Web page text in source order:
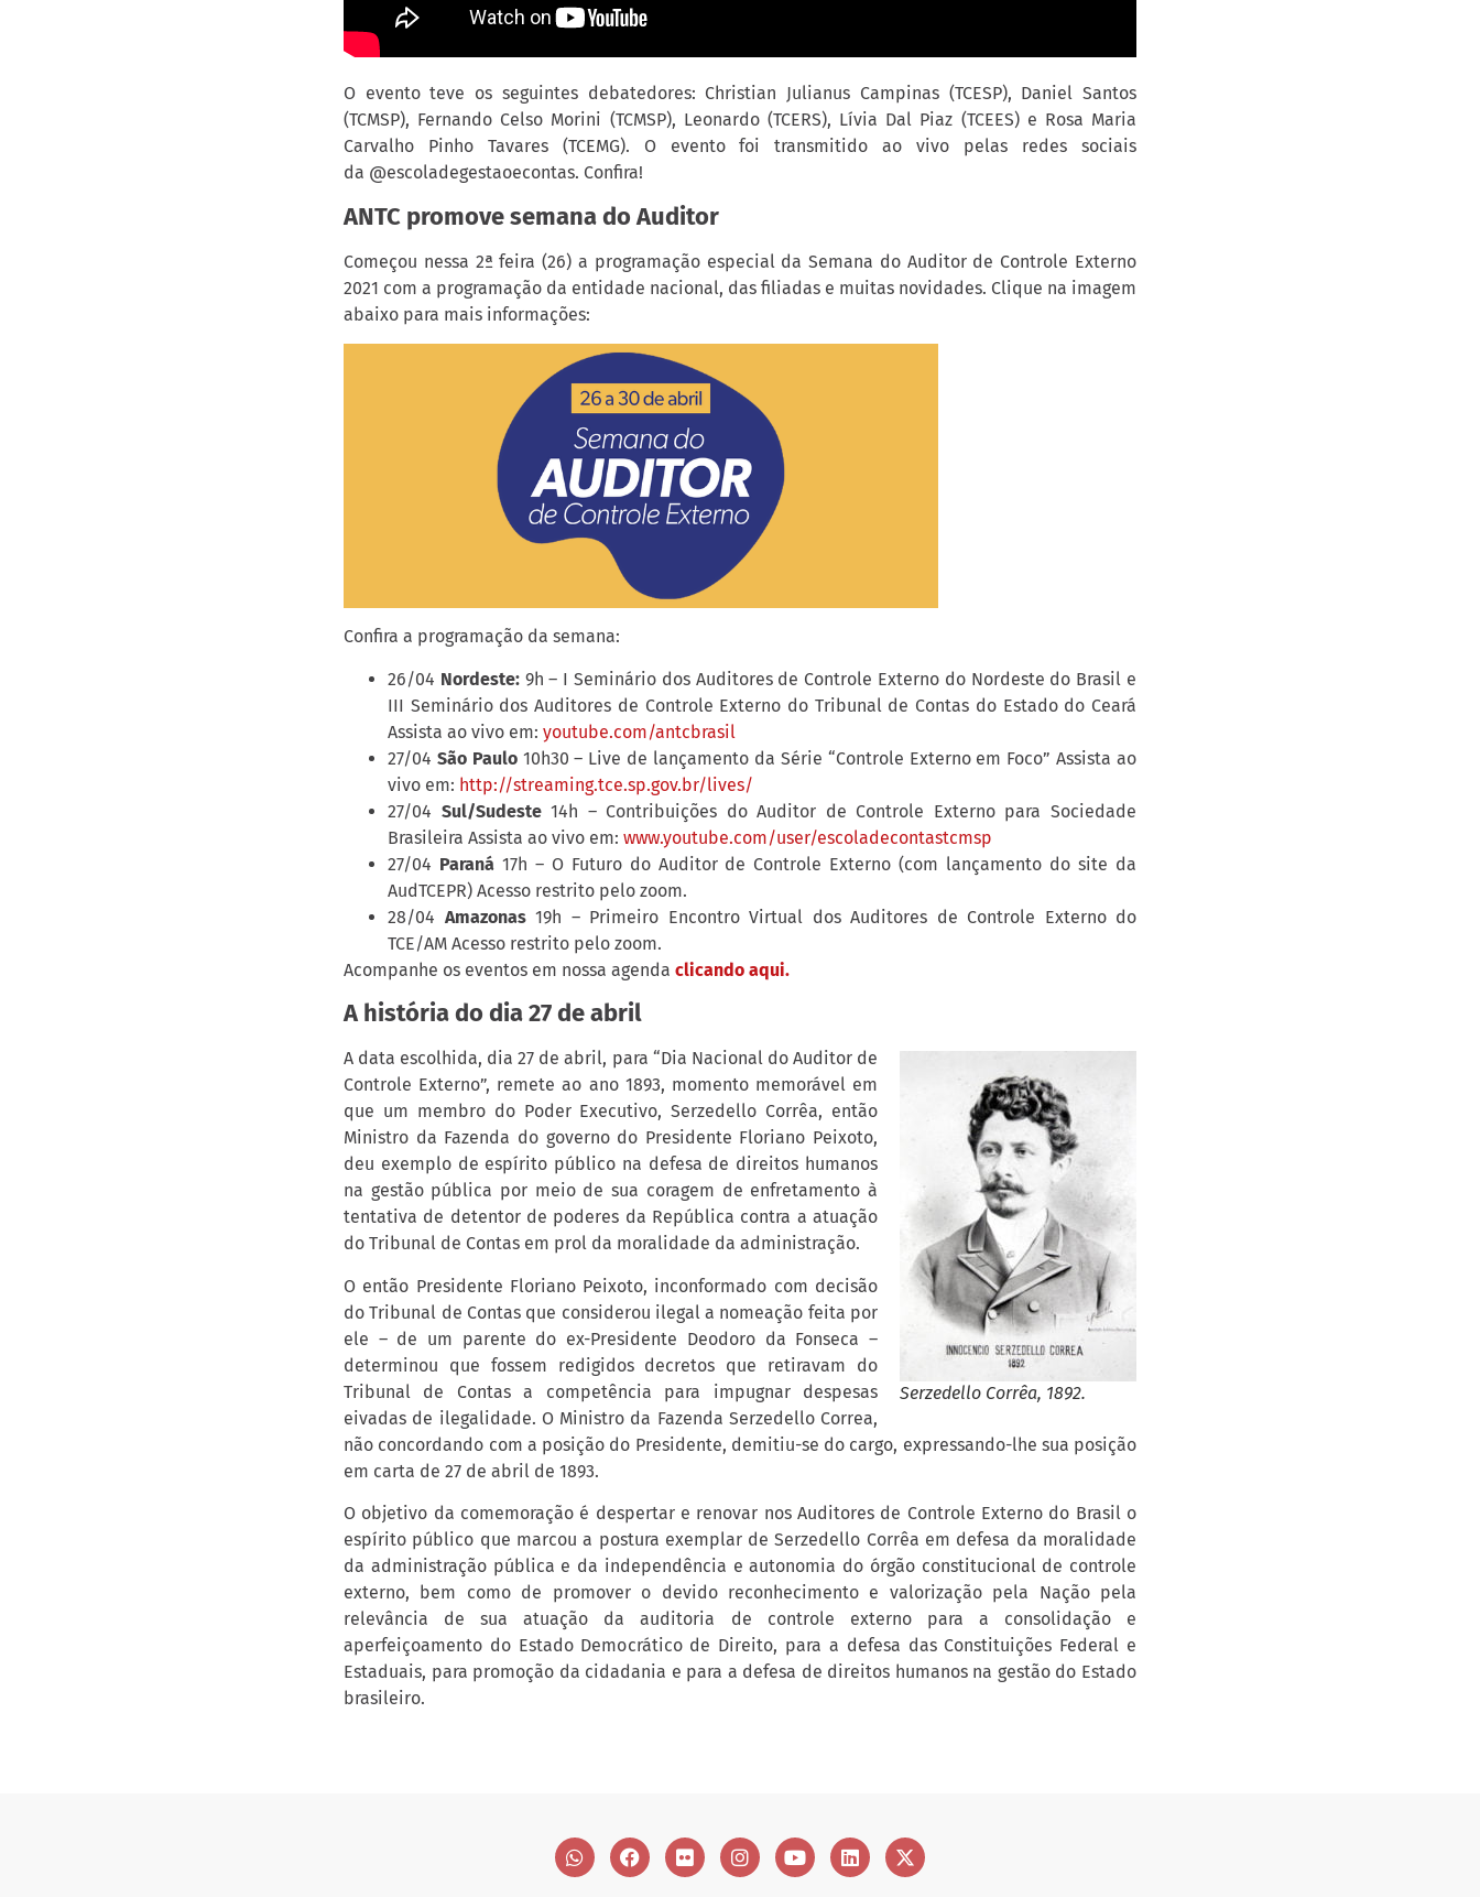
O evento teve os seguintes debatedores: Christian Julianus Campinas (TCESP), Daniel Santos
(TCMSP), Fernando Celso Morini (TCMSP), Leonardo (TCERS), Lívia Dal Piaz (TCEES) e Rosa Maria
Carvalho Pinho Tavares (TCEMG). O evento foi transmitido ao vivo pelas redes sociais
da @escoladegestaoecontas. Confira!
ANTC promove semana do Auditor
Começou nessa 2ª feira (26) a programação especial da Semana do Auditor de Controle Externo
2021 com a programação da entidade nacional, das filiadas e muitas novidades. Clique na imagem
abaixo para mais informações:
Confira a programação da semana:
26/04 Nordeste:9h – I Seminário dos Auditores de Controle Externo do Nordeste do Brasil e
III Seminário dos Auditores de Controle Externo do Tribunal de Contas do Estado do Ceará
Assista ao vivo em: youtube.com/antcbrasil
27/04 São Paulo10h30 – Live de lançamento da Série “Controle Externo em Foco” Assista ao
vivo em: http://streaming.tce.sp.gov.br/lives/
27/04 Sul/Sudeste14h – Contribuições do Auditor de Controle Externo para Sociedade
Brasileira Assista ao vivo em: www.youtube.com/user/escoladecontastcmsp
27/04 Paraná17h – O Futuro do Auditor de Controle Externo (com lançamento do site da
AudTCEPR) Acesso restrito pelo zoom.
28/04 Amazonas19h – Primeiro Encontro Virtual dos Auditores de Controle Externo do
TCE/AM Acesso restrito pelo zoom.
Acompanhe os eventos em nossa agenda clicando aqui.
A história do dia 27 de abril
Serzedello Corrêa, 1892.
A data escolhida, dia 27 de abril, para “Dia Nacional do Auditor de
Controle Externo”, remete ao ano 1893, momento memorável em
que um membro do Poder Executivo, Serzedello Corrêa, então
Ministro da Fazenda do governo do Presidente Floriano Peixoto,
deu exemplo de espírito público na defesa de direitos humanos
na gestão pública por meio de sua coragem de enfretamento à
tentativa de detentor de poderes da República contra a atuação
do Tribunal de Contas em prol da moralidade da administração.
O então Presidente Floriano Peixoto, inconformado com decisão
do Tribunal de Contas que considerou ilegal a nomeação feita por
ele – de um parente do ex-Presidente Deodoro da Fonseca –
determinou que fossem redigidos decretos que retiravam do
Tribunal de Contas a competência para impugnar despesas
eivadas de ilegalidade. O Ministro da Fazenda Serzedello Correa,
não concordando com a posição do Presidente, demitiu-se do cargo, expressando-lhe sua posição
em carta de 27 de abril de 1893.
O objetivo da comemoração é despertar e renovar nos Auditores de Controle Externo do Brasil o
espírito público que marcou a postura exemplar de Serzedello Corrêa em defesa da moralidade
da administração pública e da independência e autonomia do órgão constitucional de controle
externo, bem como de promover o devido reconhecimento e valorização pela Nação pela
relevância de sua atuação da auditoria de controle externo para a consolidação e
aperfeiçoamento do Estado Democrático de Direito, para a defesa das Constituições Federal e
Estaduais, para promoção da cidadania e para a defesa de direitos humanos na gestão do Estado
brasileiro.